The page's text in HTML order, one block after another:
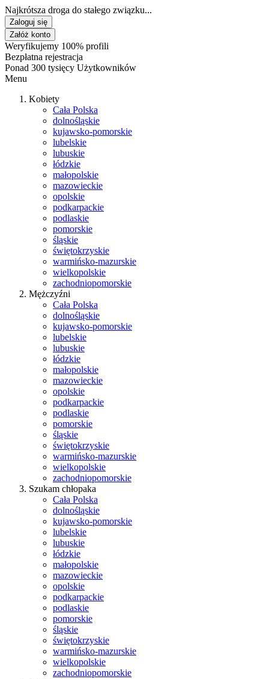
Najkrótsza droga do stałego związku...
Zaloguj się
Załóż konto
Weryfikujemy 100% profili
Bezpłatna rejestracja
Ponad 300 tysięcy Użytkowników
Menu
Kobiety
Cała Polska
dolnośląskie
kujawsko-pomorskie
lubelskie
lubuskie
łódzkie
małopolskie
mazowieckie
opolskie
podkarpackie
podlaskie
pomorskie
śląskie
świętokrzyskie
warmińsko-mazurskie
wielkopolskie
zachodniopomorskie
Mężczyźni
Cała Polska
dolnośląskie
kujawsko-pomorskie
lubelskie
lubuskie
łódzkie
małopolskie
mazowieckie
opolskie
podkarpackie
podlaskie
pomorskie
śląskie
świętokrzyskie
warmińsko-mazurskie
wielkopolskie
zachodniopomorskie
Szukam chłopaka
Cała Polska
dolnośląskie
kujawsko-pomorskie
lubelskie
lubuskie
łódzkie
małopolskie
mazowieckie
opolskie
podkarpackie
podlaskie
pomorskie
śląskie
świętokrzyskie
warmińsko-mazurskie
wielkopolskie
zachodniopomorskie